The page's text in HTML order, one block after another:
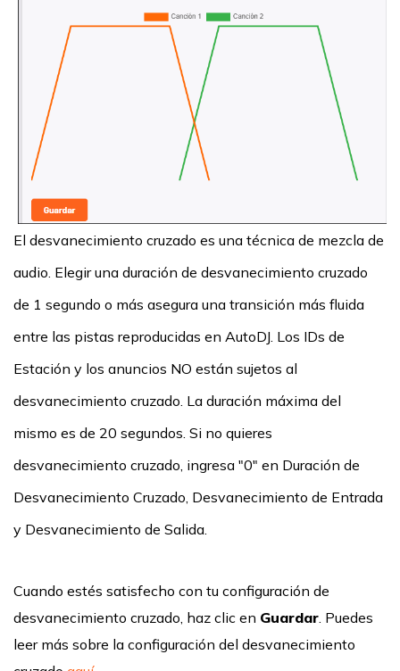
El desvanecimiento cruzado es una técnica de mezcla de
audio. Elegir una duración de desvanecimiento cruzado
de 1 segundo o más asegura una transición más fluida
entre las pistas reproducidas en AutoDJ. Los IDs de
Estación y los anuncios NO están sujetos al
desvanecimiento cruzado. La duración máxima del
mismo es de 20 segundos. Si no quieres
desvanecimiento cruzado, ingresa "0" en Duración de
Desvanecimiento Cruzado, Desvanecimiento de Entrada
y Desvanecimiento de Salida.
Cuando estés satisfecho con tu configuración de
desvanecimiento cruzado, haz clic en Guardar . Puedes
leer más sobre la configuración del desvanecimiento